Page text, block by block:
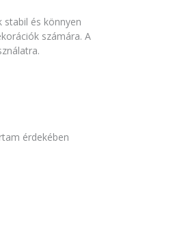
stabil és könnyen
számára. A
érdekében